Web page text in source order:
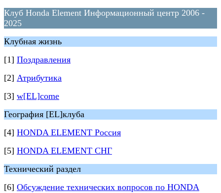
Клуб Honda Element Информационный центр 2006 -
2025
Клубная жизнь
[1] Поздравления
[2] Атрибутика
[3] w[EL]come
География [EL]клуба
[4] HONDA ELEMENT Россия
[5] HONDA ELEMENT СНГ
Технический раздел
[6] Обсуждение технических вопросов по HONDA